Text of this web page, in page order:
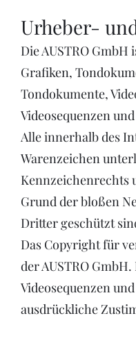
Urheber-
Die AUSTRO
Grafiken,
Tondokumente,
Videosequenzen
Alle innerhalb des
Warenzeichen
Kennzeichenrechts
Grund der bloßen
Dritter geschützt
Das Copyright für
der AUSTRO
Videosequenzen
ausdrückliche